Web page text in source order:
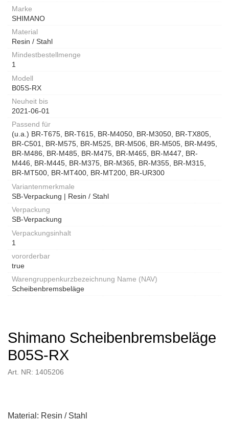
Marke
SHIMANO
Material
Resin / Stahl
Mindestbestellmenge
1
Modell
B05S-RX
Neuheit bis
2021-06-01
Passend für
(u.a.) BR-T675, BR-T615, BR-M4050, BR-M3050, BR-TX805,
BR-C501, BR-M575, BR-M525, BR-M506, BR-M505, BR-M495,
BR-M486, BR-M485, BR-M475, BR-M465, BR-M447, BR-
M446, BR-M445, BR-M375, BR-M365, BR-M355, BR-M315,
BR-MT500, BR-MT400, BR-MT200, BR-UR300
Variantenmerkmale
SB-Verpackung | Resin / Stahl
Verpackung
SB-Verpackung
Verpackungsinhalt
1
vororderbar
true
Warengruppenkurzbezeichnung Name (NAV)
Scheibenbremsbeläge
Shimano Scheibenbremsbeläge
B05S-RX
Art. NR: 1405206
Material: Resin / Stahl